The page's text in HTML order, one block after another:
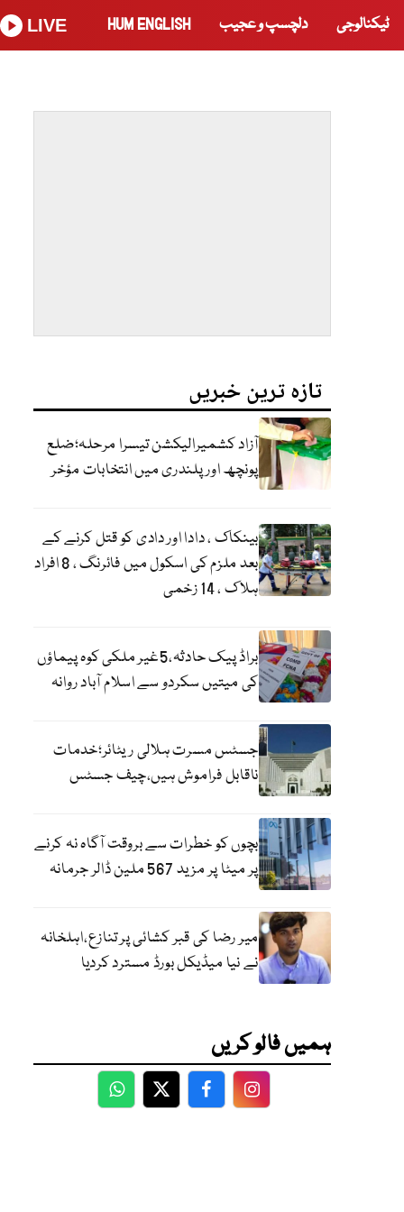
ٹیکنالوجی دلچسپ و عجیب HUM ENGLISH
LIVE
تازہ ترین خبریں
آزاد کشمیرالیکشن تیسرا مرحلہ؛ضلع
پونچھ اور پلندری میں انتخابات مؤخر
بینکاک ، دادا اور دادی کو قتل کرنے کے
بعد ملزم کی اسکول میں فائرنگ ، 8 افراد
ہلاک ، 14 زخمی
براڈ پیک حادثہ،5غیر ملکی کوہ پیماؤں
کی میتیں سکردو سے اسلام آباد روانہ
جسٹس مسرت ہلالی ریٹائر؛خدمات
ناقابل فراموش ہیں،چیف جسٹس
بچوں کو خطرات سے بروقت آگاہ نہ کرنے
پر میٹا پر مزید 567 ملین ڈالر جرمانہ
میر رضا کی قبر کشائی پر تنازع،اہلخانہ
نے نیا میڈیکل بورڈ مسترد کردیا
ہمیں فالو کریں
WhatsApp
TwitterFacebookFacebook